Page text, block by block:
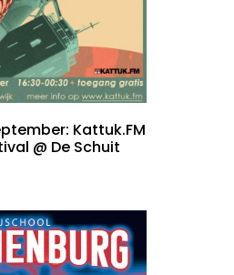
Kattuk.FM
@ De Schuit